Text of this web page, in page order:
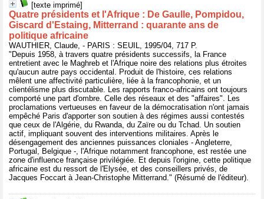
[texte imprimé]
Quatre présidents et l'Afrique : De Gaulle, Pompidou,
Giscard d'Estaing, Mitterrand : quarante ans de
politique africaine
WAUTHIER, Claude, - PARIS : SEUIL, 1995/04, 717 P.
"Depuis 1958, à travers quatre présidents successifs, la France
entretient avec le Maghreb et l'Afrique noire des relations plus étroites
qu'aucun autre pays occidental. Produit de l'histoire, ces relations
mêlent une affectivité particulière, liée à la francophonie, et un
clientélisme plus discutable. Les rapports franco-africains ont toujours
comporté une part d'ombre. Celle des réseaux et des "affaires". Les
proclamations vertueuses en faveur de la démocratisation n'ont jamais
empêché Paris d'apporter son soutien à des régimes aussi contestés
que ceux de l'Algérie, du Rwanda, du Zaïre ou du Tchad. Un soutien
actif, impliquant souvent des interventions militaires. Après le
désengagement des anciennes puissances cloniales - Angleterre,
Portugal, Belgique -, l'Afrique notamment francophone, est restée une
zone d'influence française privilégiée. Et depuis l'origine, cette politique
africaine est du ressort de l'Elysée, et des conseillers privés, de
Jacques Foccart à Jean-Christophe Mitterrand." (Résumé de l'éditeur).